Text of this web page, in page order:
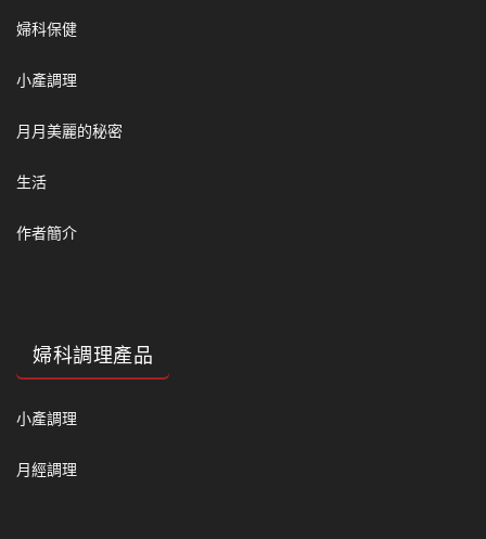
婦科保健
小產調理
月月美麗的秘密
生活
作者簡介
婦科調理產品
小產調理
月經調理